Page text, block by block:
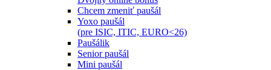
Chcem zmeniť paušál
Yoxo paušál
(pre ISIC, ITIC, EURO<26)
Paušálik
Senior paušál
Mini paušál